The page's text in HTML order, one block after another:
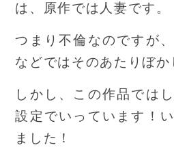
は、原作では人妻です。
つまり不倫なのですが
などではそのあたりぼか
しかし、この作品では
設定でいっています！
ました！